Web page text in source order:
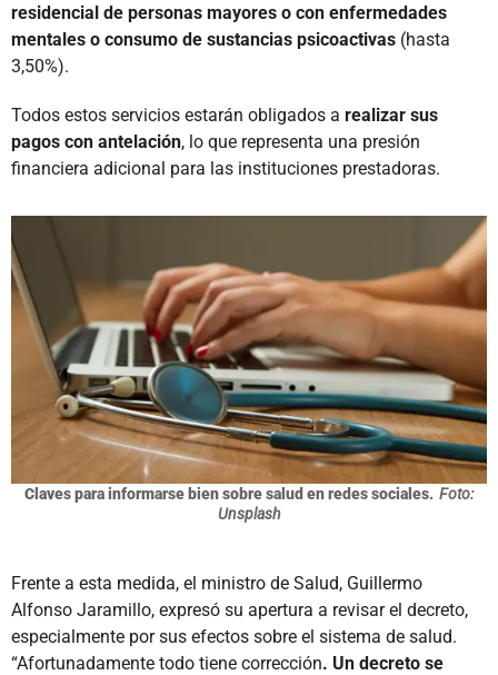
residencial de personas mayores o con enfermedades
mentales o consumo de sustancias psicoactivas (hasta
3,50%).
Todos estos servicios estarán obligados a realizar sus
pagos con antelación, lo que representa una presión
financiera adicional para las instituciones prestadoras.
Claves para informarse bien sobre salud en redes sociales. Foto:
Unsplash
Frente a esta medida, el ministro de Salud, Guillermo
Alfonso Jaramillo, expresó su apertura a revisar el decreto,
especialmente por sus efectos sobre el sistema de salud.
“Afortunadamente todo tiene corrección. Un decreto se